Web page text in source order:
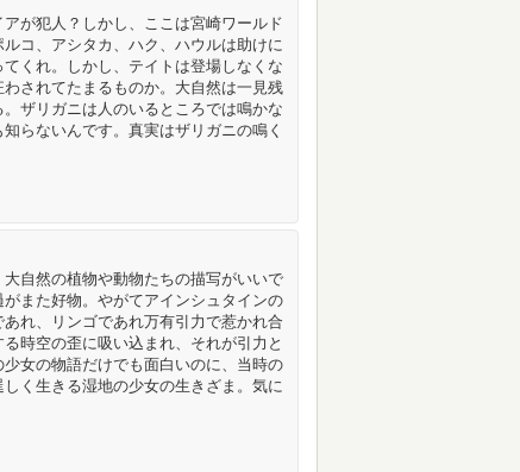
が犯人？しかし、ここは宮崎ワールド
コ、アシタカ、ハク、ハウルは助けに
くれ。しかし、テイトは登場しなくな
されてたまるものか。大自然は一見残
ザリガニは人のいるところでは鳴かな
らないんです。真実はザリガニの鳴く
自然の植物や動物たちの描写がいいで
また好物。やがてアインシュタインの
れ、リンゴであれ万有引力で惹かれ合
時空の歪に吸い込まれ、それが引力と
女の物語だけでも面白いのに、当時の
く生きる湿地の少女の生きざま。気に